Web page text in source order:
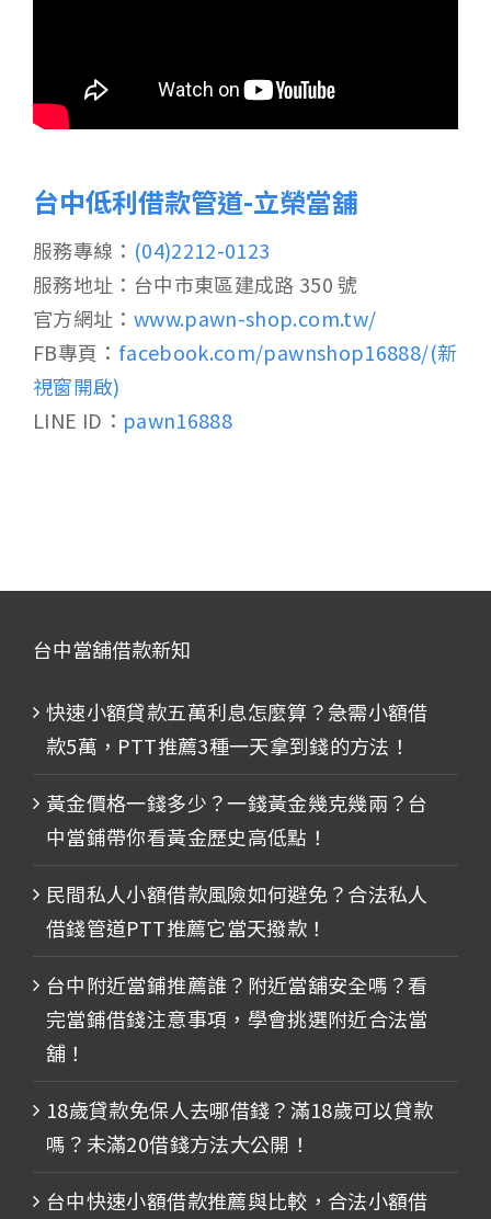
台中低利借款管道-立榮當舖
服務專線： (04)2212-0123
服務地址：台中市東區建成路 350 號
官方網址： www.pawn-shop.com.tw/
FB專頁： facebook.com/pawnshop16888/(新
視窗開啟)
LINE ID： pawn16888
台中當舖借款新知
快速小額貸款五萬利息怎麼算？急需小額借
款5萬，PTT推薦3種一天拿到錢的方法！
黃金價格一錢多少？一錢黃金幾克幾兩？台
中當鋪帶你看黃金歷史高低點！
民間私人小額借款風險如何避免？合法私人
借錢管道PTT推薦它當天撥款！
台中附近當鋪推薦誰？附近當舖安全嗎？看
完當鋪借錢注意事項，學會挑選附近合法當
舖！
18歲貸款免保人去哪借錢？滿18歲可以貸款
嗎？未滿20借錢方法大公開！
台中快速小額借款推薦與比較，合法小額借